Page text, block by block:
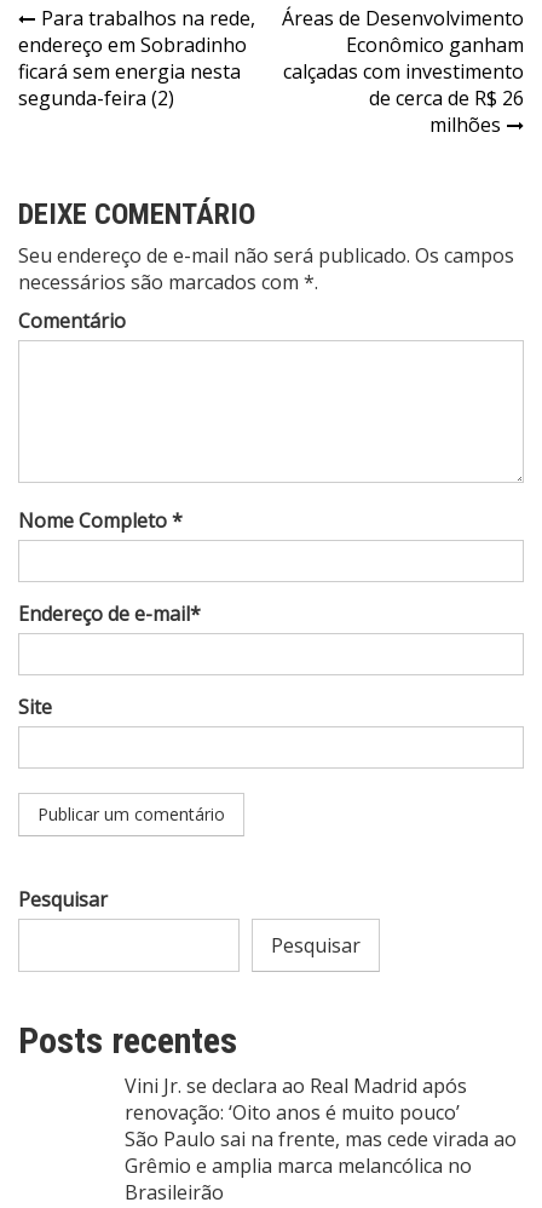
Navegação
de
Post
Para trabalhos na rede,
endereço em Sobradinho
ficará sem energia nesta
segunda-feira (2)
Áreas de Desenvolvimento
Econômico ganham
calçadas com investimento
de cerca de R$ 26
milhões
DEIXE COMENTÁRIO
Seu endereço de e-mail não será publicado. Os campos
necessários são marcados com *.
Comentário
Nome Completo *
Endereço de e-mail*
Site
Pesquisar
Pesquisar
Posts recentes
Vini Jr. se declara ao Real Madrid após
renovação: ‘Oito anos é muito pouco’
São Paulo sai na frente, mas cede virada ao
Grêmio e amplia marca melancólica no
Brasileirão